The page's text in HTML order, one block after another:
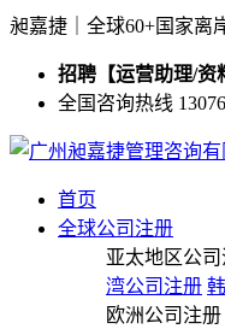
昶嘉捷｜全球60+国家离
招聘【运营助理/资
全国咨询热线
首页
全球公司注册
亚太地区公
湾公司注册
欧洲公司注册